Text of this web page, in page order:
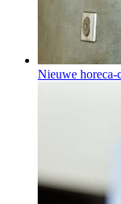
Nieuwe horeca-